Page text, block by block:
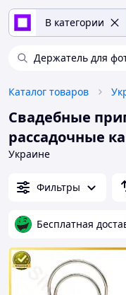
В категории
Держатель для
Каталог товаров
Свадебные
рассадочные
Украине
Фильтры
Бесплатная